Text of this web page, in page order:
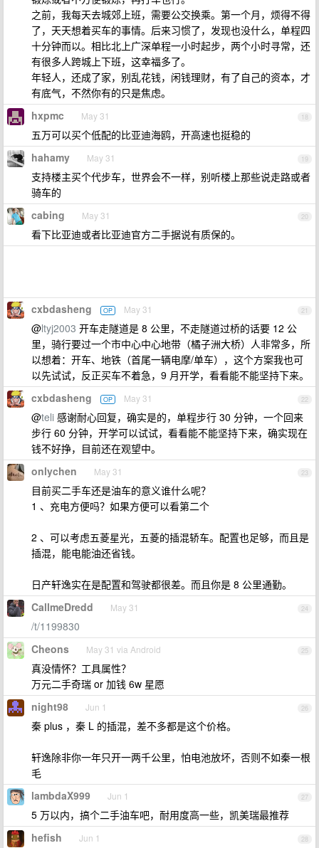
之前，我每天去城郊上班，需要公交换乘。第一个月，烦得不得
了，天天想着买车的事情。后来习惯了，发现也没什么，单程四
十分钟而以。相比北上广深单程一小时起步，两个小时寻常，还
有很多人跨城上下班，这幸福多了。
年轻人，还成了家，别乱花钱，闲钱理财，有了自己的资本，才
有底气，不然你有的只是焦虑。
18
hxpmc May 31
五万可以买个低配的比亚迪海鸥，开高速也挺稳的
19
hahamy May 31
支持楼主买个代步车，世界会不一样，别听楼上那些说走路或者
骑车的
20
cabing May 31
看下比亚迪或者比亚迪官方二手据说有质保的。
21
cxbdasheng OP May 31
@ltyj2003 开车走隧道是 8 公里，不走隧道过桥的话要 12 公
里，骑行要过一个市中心中心地带（橘子洲大桥）人非常多，所
以想着：开车、地铁（首尾一辆电摩/单车），这个方案我也可
以先试试，反正买车不着急，9 月开学，看看能不能坚持下来。
22
cxbdasheng OP May 31
@teli 感谢耐心回复，确实是的，单程步行 30 分钟，一个回来
步行 60 分钟，开学可以试试，看看能不能坚持下来，确实现在
钱不好挣，目前还在观望中。
23
onlychen May 31
目前买二手车还是油车的意义谁什么呢？
1 、充电方便吗？如果方便可以看第二个
2 、可以考虑五菱星光，五菱的插混轿车。配置也足够，而且是
插混，能电能油还省钱。
日产轩逸实在是配置和驾驶都很差。而且你是 8 公里通勤。
24
CallmeDredd May 31
/t/1199830
25
Cheons May 31 via Android
真没情怀？工具属性？
万元二手奇瑞 or 加钱 6w 星愿
26
night98 Jun 1
秦 plus ，秦 L 的插混，差不多都是这个价格。
轩逸除非你一年只开一两千公里，怕电池放坏，否则不如秦一根
毛
27
lambdaX999 Jun 1
5 万以内，搞个二手油车吧，耐用度高一些，凯美瑞最推荐
28
hefish Jun 1